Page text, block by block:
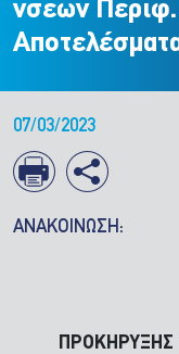
νσεων Περιφ.
07/03/2023
ΑΝΑΚΟΙΝΩΣΗ: